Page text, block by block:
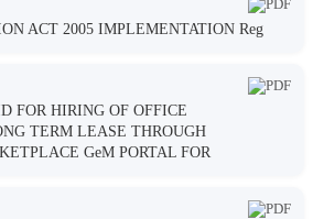
ACT 2005 IMPLEMENTATION Reg
FOR HIRING OF OFFICE
TERM LEASE THROUGH
GeM PORTAL FOR